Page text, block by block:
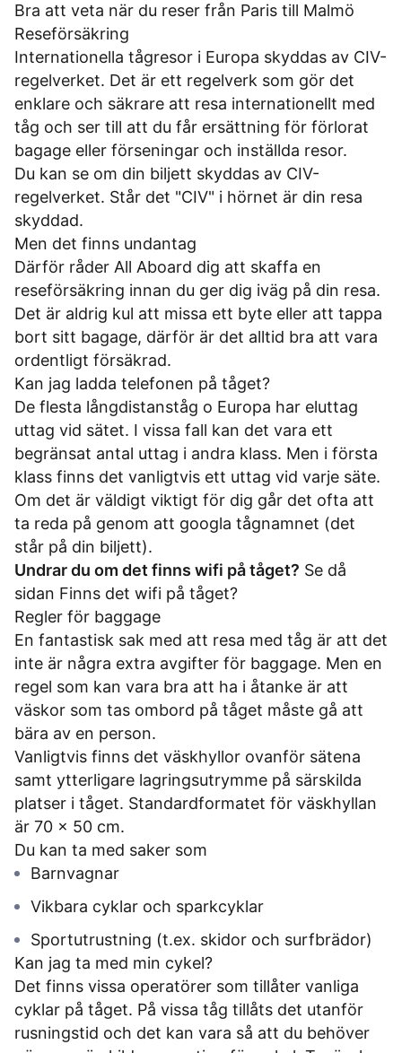
Bra att veta när du reser från Paris till Malmö
Reseförsäkring
Internationella tågresor i Europa skyddas av CIV-
regelverket. Det är ett regelverk som gör det
enklare och säkrare att resa internationellt med
tåg och ser till att du får ersättning för förlorat
bagage eller förseningar och inställda resor.
Du kan se om din biljett skyddas av CIV-
regelverket. Står det "CIV" i hörnet är din resa
skyddad.
Men det finns undantag
Därför råder All Aboard dig att skaffa en
reseförsäkring innan du ger dig iväg på din resa.
Det är aldrig kul att missa ett byte eller att tappa
bort sitt bagage, därför är det alltid bra att vara
ordentligt försäkrad.
Kan jag ladda telefonen på tåget?
De flesta långdistanståg o Europa har eluttag
uttag vid sätet. I vissa fall kan det vara ett
begränsat antal uttag i andra klass. Men i första
klass finns det vanligtvis ett uttag vid varje säte.
Om det är väldigt viktigt för dig går det ofta att
ta reda på genom att googla tågnamnet (det
står på din biljett).
Undrar du om det finns wifi på tåget? Se då
sidan Finns det wifi på tåget?
Regler för baggage
En fantastisk sak med att resa med tåg är att det
inte är några extra avgifter för baggage. Men en
regel som kan vara bra att ha i åtanke är att
väskor som tas ombord på tåget måste gå att
bära av en person.
Vanligtvis finns det väskhyllor ovanför sätena
samt ytterligare lagringsutrymme på särskilda
platser i tåget. Standardformatet för väskhyllan
är 70 x 50 cm.
Du kan ta med saker som
Barnvagnar
Vikbara cyklar och sparkcyklar
Sportutrustning (t.ex. skidor och surfbrädor)
Kan jag ta med min cykel?
Det finns vissa operatörer som tillåter vanliga
cyklar på tåget. På vissa tåg tillåts det utanför
rusningstid och det kan vara så att du behöver